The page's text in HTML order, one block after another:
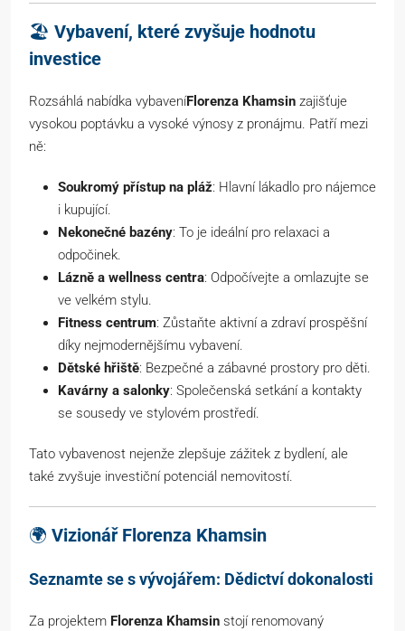
🏖 Vybavení, které zvyšuje hodnotu
investice
Rozsáhlá nabídka vybaveníFlorenza Khamsin zajišťuje
vysokou poptávku a vysoké výnosy z pronájmu. Patří mezi
ně:
Soukromý přístup na pláž: Hlavní lákadlo pro nájemce
i kupující.
Nekonečné bazény: To je ideální pro relaxaci a
odpočinek.
Lázně a wellness centra: Odpočívejte a omlazujte se
ve velkém stylu.
Fitness centrum: Zůstaňte aktivní a zdraví prospěšní
díky nejmodernějšímu vybavení.
Dětské hřiště: Bezpečné a zábavné prostory pro děti.
Kavárny a salonky: Společenská setkání a kontakty
se sousedy ve stylovém prostředí.
Tato vybavenost nejenže zlepšuje zážitek z bydlení, ale
také zvyšuje investiční potenciál nemovitostí.
🌍 Vizionář Florenza Khamsin
Seznamte se s vývojářem: Dědictví dokonalosti
Za projektem Florenza Khamsin stojí renomovaný